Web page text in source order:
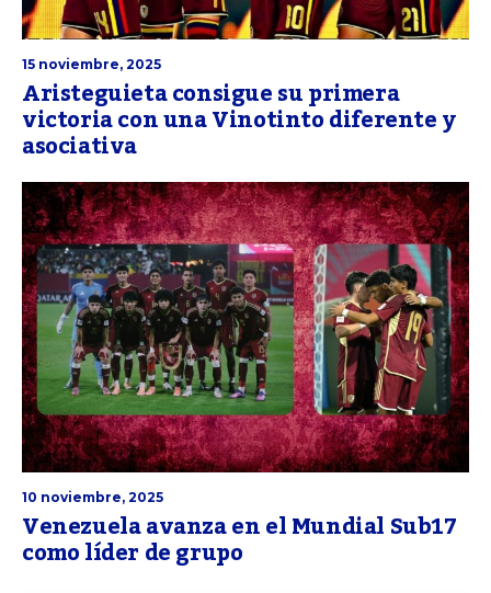
15 noviembre, 2025
Aristeguieta consigue su primera
victoria con una Vinotinto diferente y
asociativa
10 noviembre, 2025
Venezuela avanza en el Mundial Sub17
como líder de grupo